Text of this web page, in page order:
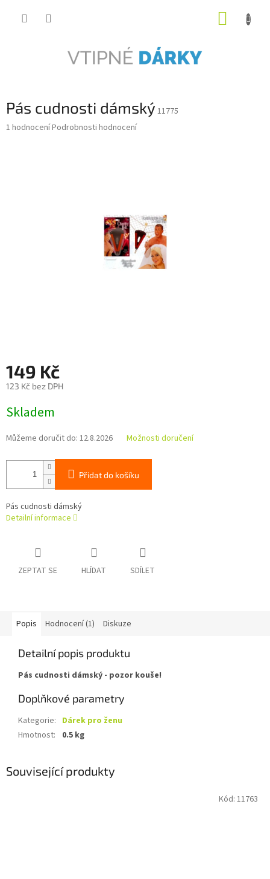
Pás cudnosti dámský 11775
Průměrné
1 hodnoceníPodrobnosti hodnocení
149 Kč
123 Kč bez DPH
cena:
Skladem
Můžeme doručit do: 12.8.2026 Možnosti doručení
Přidat do košíku
Pás cudnosti dámský
Detailní informace
ZEPTAT SE HLÍDAT SDÍLET
Popis Hodnocení (1) Diskuze
Detailní popis produktu
Pás cudnosti dámský - pozor kouše!
Doplňkové parametry
Kategorie: Dárek pro ženu
Hmotnost: 0.5 kg
Související produkty
Kód: 11763